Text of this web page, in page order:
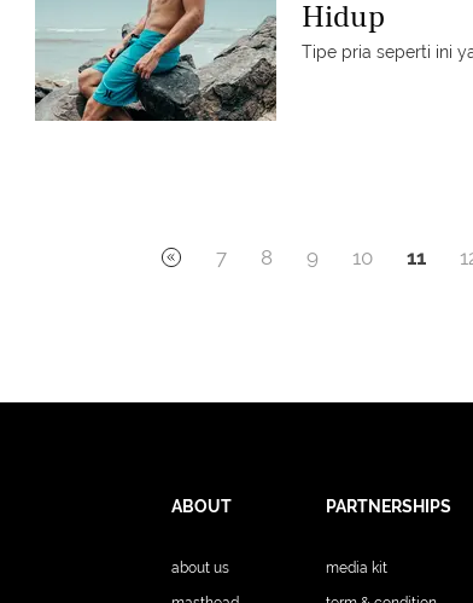
Hidup
Tipe pria seperti ini
7 8 9 10 11
ABOUT PARTNERSHIPS
about us media kit